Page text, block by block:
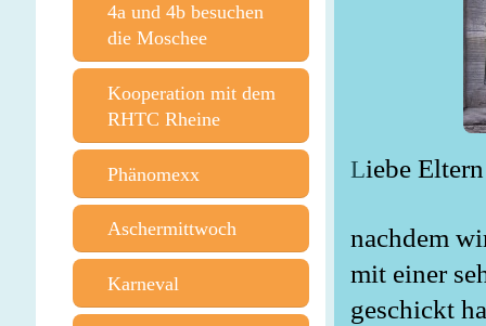
Liebe
nachdem
mit einer
geschickt
4a und 4b besuchen
die Moschee
Kooperation mit dem
RHTC Rheine
Phänomexx
Aschermittwoch
Karneval